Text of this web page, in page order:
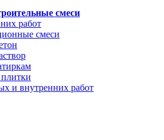
смеси
работ
смеси
и внутренних работ